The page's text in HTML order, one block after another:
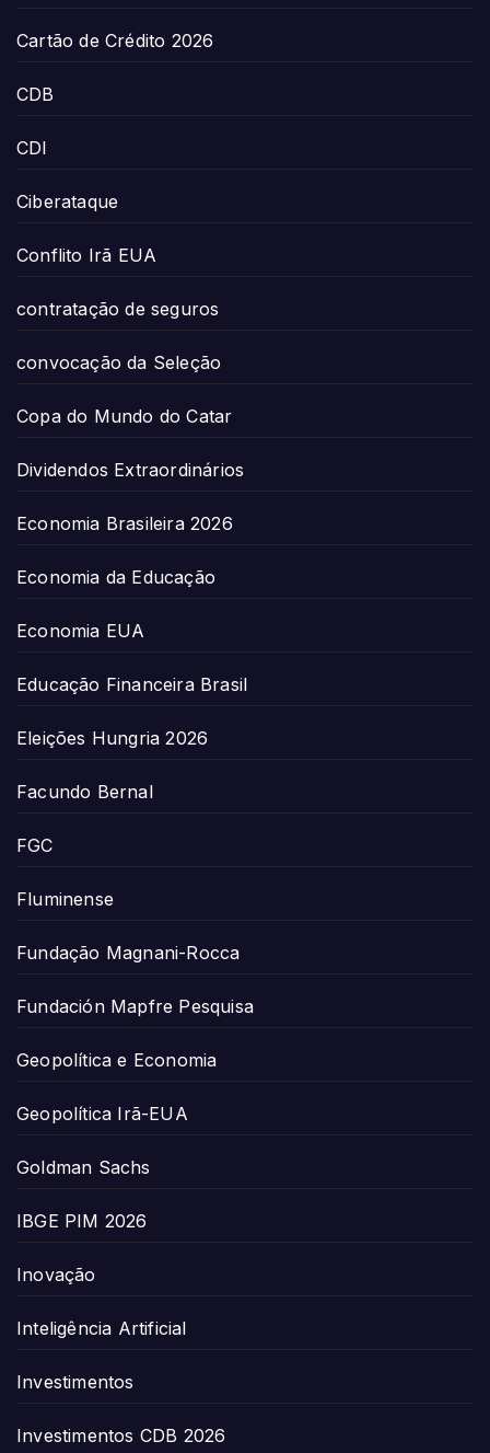
Cartão de Crédito 2026
CDB
CDI
Ciberataque
Conflito Irã EUA
contratação de seguros
convocação da Seleção
Copa do Mundo do Catar
Dividendos Extraordinários
Economia Brasileira 2026
Economia da Educação
Economia EUA
Educação Financeira Brasil
Eleições Hungria 2026
Facundo Bernal
FGC
Fluminense
Fundação Magnani-Rocca
Fundación Mapfre Pesquisa
Geopolítica e Economia
Geopolítica Irã-EUA
Goldman Sachs
IBGE PIM 2026
Inovação
Inteligência Artificial
Investimentos
Investimentos CDB 2026